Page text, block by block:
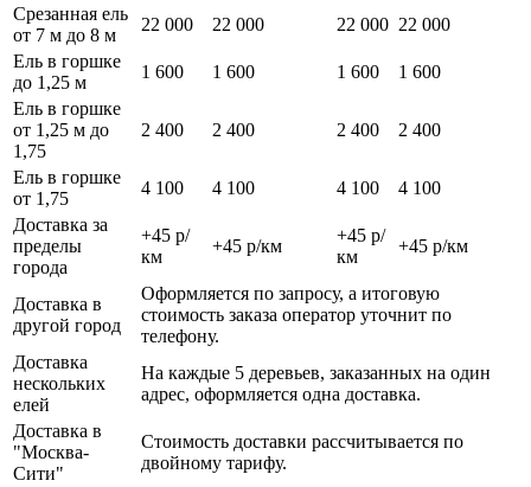
Срезанная ель
от 7 м до 8 м
22 000 22 000 22 000 22 000
Ель в горшке
до 1,25 м
1 600 1 600 1 600
1 600
Ель в горшке
от 1,25 м до
1,75
2 400 2 400 2 400 2 400
Ель в горшке
от 1,75
4 100 4 100 4 100
4 100
Доставка за
пределы
города
+45 р/
км
+45 р/км
+45 р/
км
+45 р/км
Доставка в
другой город
Оформляется по запросу, а итоговую
стоимость заказа оператор уточнит по
телефону.
Доставка
нескольких
елей
На каждые 5 деревьев, заказанных на один
адрес, оформляется одна доставка.
Доставка в
"Москва-
Сити"
Стоимость доставки рассчитывается по
двойному тарифу.